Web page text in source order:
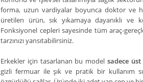
forma, uzun vardiyalar boyunca doktor ve
üretilen ürün, sık yıkamaya dayanıklı ve
Fonksiyonel cepleri sayesinde tüm araç-
tarzınızı yansıtabilirsiniz.
Erkekler için tasarlanan bu model sadece
gizli fermuar ile şık ve pratik bir kullanım